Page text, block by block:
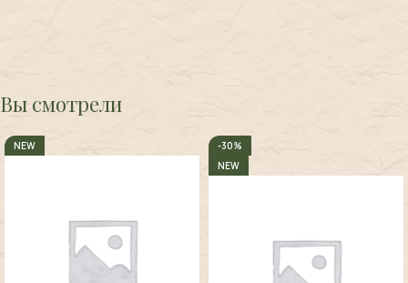
Вы смотрели
NEW
-30%
NEW